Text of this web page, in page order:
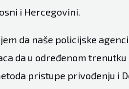
i Hercegovini.
da naše policijske
da u određenom
pristupe privođenju i